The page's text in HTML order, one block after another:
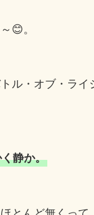
😊。
ル・オブ・ラ
静か。